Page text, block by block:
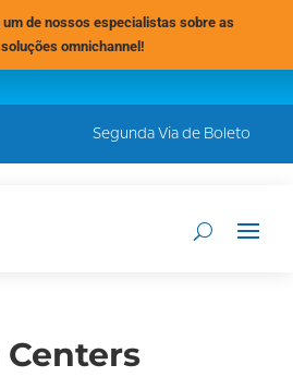
de nossos especialistas sobre as
omnichannel!
Segunda Via de Boleto
Centers